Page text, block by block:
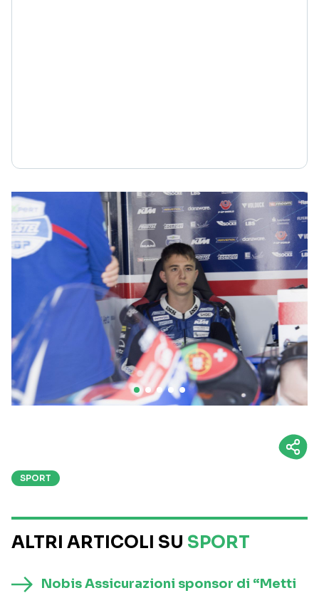
SPORT
ALTRI ARTICOLI SU SPORT
Nobis Assicurazioni sponsor di “Metti